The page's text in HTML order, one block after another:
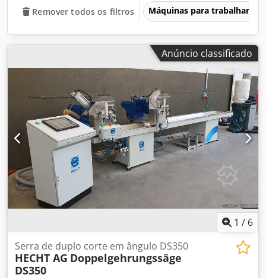
Remover todos os filtros Máquinas para trabalhar
Anúncio classificado
1 / 6
Serra de duplo corte em ângulo DS350
HECHT AG Doppelgehrungssäge
DS350